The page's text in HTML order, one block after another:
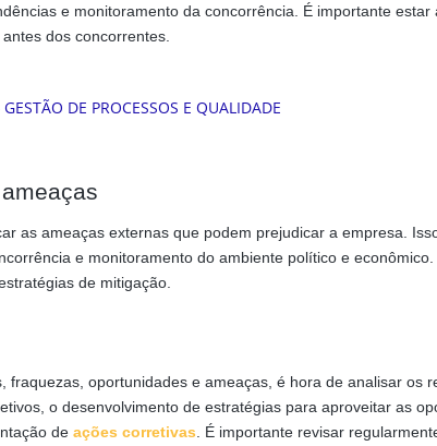
e monitoramento da concorrência. É importante
dos concorrentes.
as ameaças externas que podem prejudicar a empresa.
e monitoramento do ambiente político e
de mitigação.
fraquezas, oportunidades e ameaças, é hora de analisar os
o desenvolvimento de estratégias para aproveitar as
de ações corretivas . É importante revisar